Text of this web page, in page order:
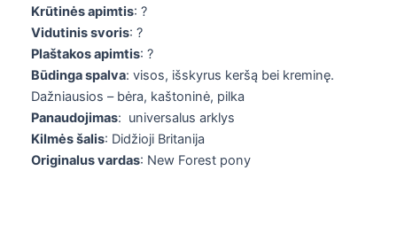
Krūtinės apimtis: ?
Vidutinis svoris: ?
Plaštakos apimtis: ?
Būdinga spalva: visos, išskyrus keršą bei kreminę.
Dažniausios – bėra, kaštoninė, pilka
Panaudojimas: universalus arklys
Kilmės šalis: Didžioji Britanija
Originalus vardas: New Forest pony